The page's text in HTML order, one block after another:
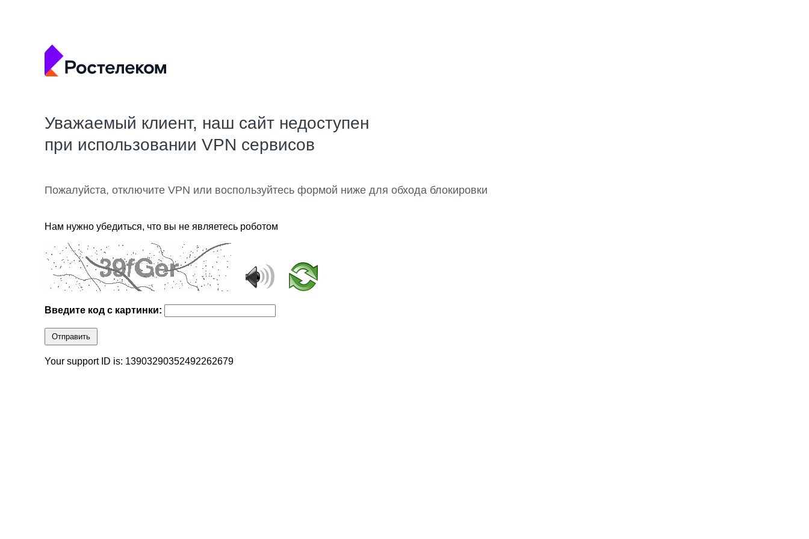
Уважаемый клиент, наш сайт недоступен
при использовании VPN сервисов
Пожалуйста, отключите VPN или воспользуйтесь формой ниже для обхода блокировки
Нам нужно убедиться, что вы не являетесь роботом
Введите код с картинки:
Отправить
Your support ID is: 13903290352492262679